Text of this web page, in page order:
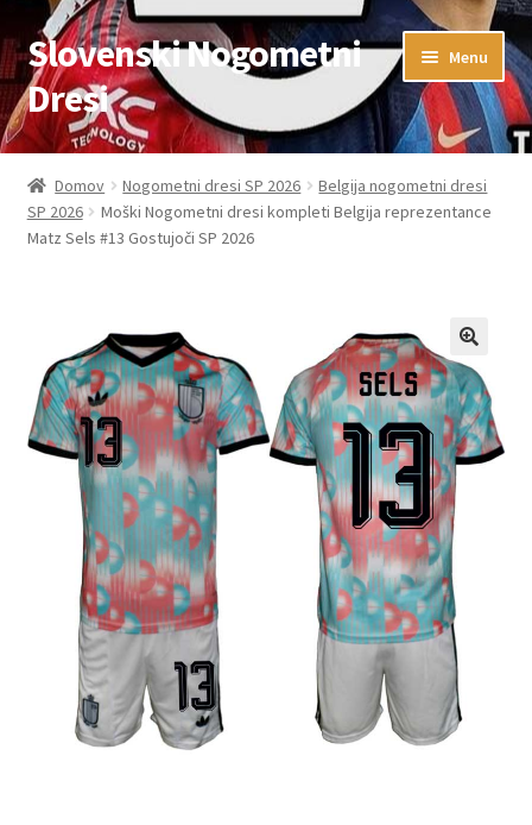
Skip
to
navigation
Skip
to
content
Slovenski Nogometni
Dresi
Menu
Domov
Blog
Kontaktiraj nas
Košarica
Moj račun
Trgovina
Zaključek nakupa
Domov Nogometni dresi SP 2026
Belgija nogometni dresi
SP 2026
Moški Nogometni dresi kompleti Belgija reprezentance
Matz Sels #13 Gostujoči SP 2026